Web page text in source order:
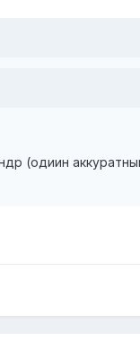
(одиин